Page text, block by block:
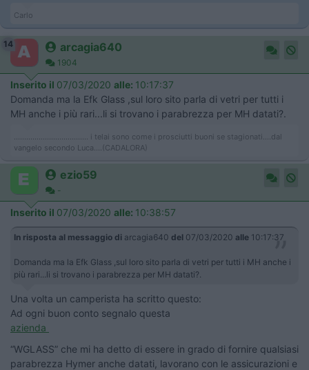
Carlo
14 arcagia640
1904
Inserito il 07/03/2020 alle: 10:17:37
Domanda ma la Efk Glass ,sul loro sito parla di vetri per tutti i
MH anche i più rari...li si trovano i parabrezza per MH datati?.
.................................... i telai sono come i prosciutti buoni se stagionati....dal
vangelo secondo Luca....(CADALORA)
ezio59
-
Inserito il 07/03/2020 alle: 10:38:57
In risposta al messaggio di arcagia640 del 07/03/2020 alle 10:17:37
Domanda ma la Efk Glass ,sul loro sito parla di vetri per tutti i MH anche i
più rari...li si trovano i parabrezza per MH datati?.
Una volta un camperista ha scritto questo:
Ad ogni buon conto segnalo questa
azienda
“WGLASS” che mi ha detto di essere in grado di fornire qualsiasi
parabrezza Hymer anche datati, lavorano con le assicurazioni e